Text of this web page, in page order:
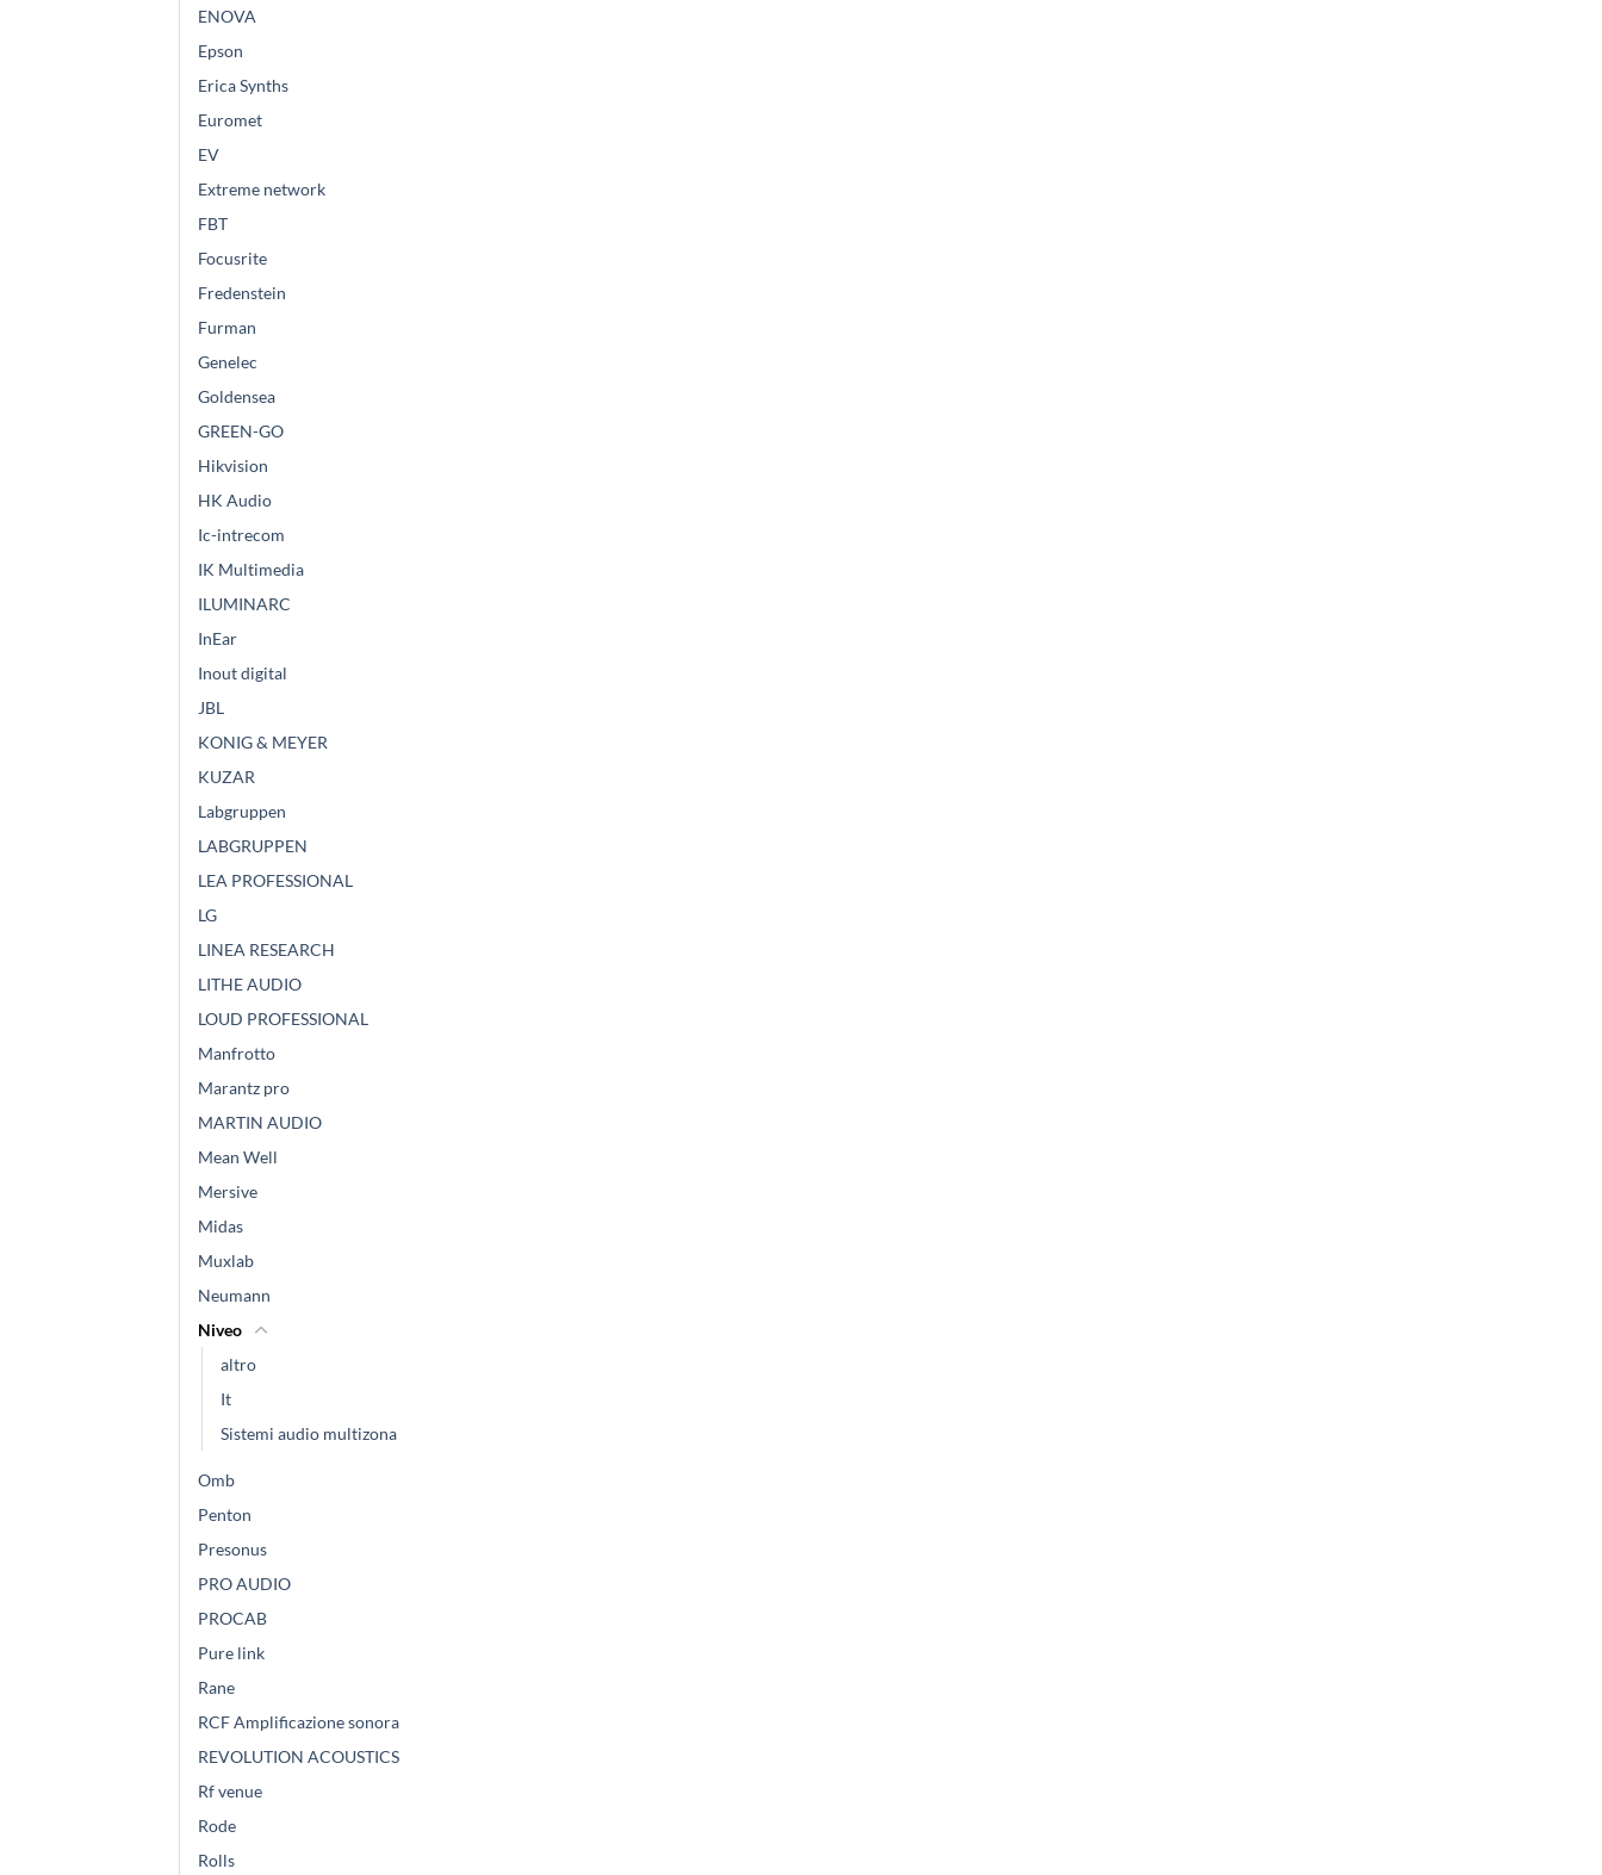
ENOVA
Epson
Erica Synths
Euromet
EV
Extreme network
FBT
Focusrite
Fredenstein
Furman
Genelec
Goldensea
GREEN-GO
Hikvision
HK Audio
Ic-intrecom
IK Multimedia
ILUMINARC
InEar
Inout digital
JBL
KONIG & MEYER
KUZAR
Labgruppen
LABGRUPPEN
LEA PROFESSIONAL
LG
LINEA RESEARCH
LITHE AUDIO
LOUD PROFESSIONAL
Manfrotto
Marantz pro
MARTIN AUDIO
Mean Well
Mersive
Midas
Muxlab
Neumann
Niveo
altro
It
Sistemi audio multizona
Omb
Penton
Presonus
PRO AUDIO
PROCAB
Pure link
Rane
RCF Amplificazione sonora
REVOLUTION ACOUSTICS
Rf venue
Rode
Rolls